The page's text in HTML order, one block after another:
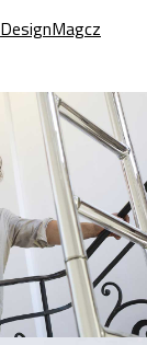
DesignMagcz